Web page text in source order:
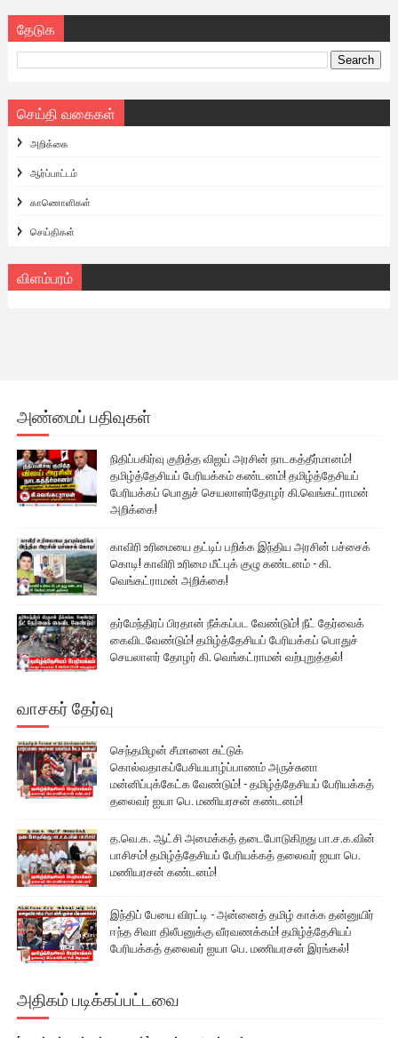
தேடுக
செய்தி வகைகள்
அறிக்கை
ஆர்ப்பாட்டம்
காணொளிகள்
செய்திகள்
விளம்பரம்
அண்மைப் பதிவுகள்
நிதிப்பகிர்வு குறித்த விஜய் அரசின் நாடகத்தீர்மானம்!
தமிழ்த்தேசியப் பேரியக்கம் கண்டனம்! தமிழ்த்தேசியப்
பேரியக்கப் பொதுச் செயலாளர்தோழர் கி.வெங்கட்ராமன்
அறிக்கை!
காவிரி உரிமையை தட்டிப் பறிக்க இந்திய அரசின் பச்சைக்
கொடி! காவிரி உரிமை மீட்புக் குழு கண்டனம் - கி.
வெங்கட்ராமன் அறிக்கை!
தர்மேந்திரப் பிரதான் நீக்கப்பட வேண்டும்! நீட் தேர்வைக்
கைவிடவேண்டும்! தமிழ்த்தேசியப் பேரியக்கப் பொதுச்
செயலாளர் தோழர் கி. வெங்கட்ராமன் வற்புறுத்தல்!
வாசகர் தேர்வு
செந்தமிழன் சீமானை சுட்டுக்
கொல்வதாகப்பேசியயாழ்ப்பாணம் அருச்சுனா
மன்னிப்புக்கேட்க வேண்டும்! - தமிழ்த்தேசியப் பேரியக்கத்
தலைவர் ஐயா பெ. மணியரசன் கண்டனம்!
த.வெ.க. ஆட்சி அமைக்கத் தடைபோடுகிறது பா.ச.க.வின்
பாசிசம்! தமிழ்த்தேசியப் பேரியக்கத் தலைவர் ஐயா பெ.
மணியரசன் கண்டனம்!
இந்திப் பேயை விரட்டி - அன்னைத் தமிழ் காக்க தன்னுயிர்
ஈந்த சிவா திலீபனுக்கு வீரவணக்கம்! தமிழ்த்தேசியப்
பேரியக்கத் தலைவர் ஐயா பெ. மணியரசன் இரங்கல்!
அதிகம் படிக்கப்பட்டவை